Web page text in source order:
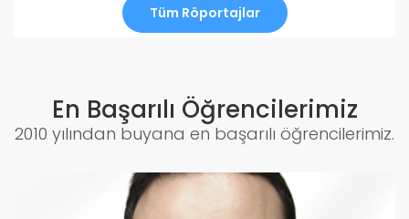
Tüm Röportajlar
En Başarılı Öğrencilerimiz
2010 yılından buyana en başarılı öğrencilerimiz.